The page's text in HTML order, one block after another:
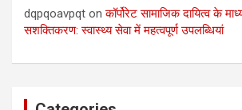
dqpqoavpqt onकॉर्पोरेट सामाजिक दायित्व के
सशक्तिकरण: स्वास्थ्य सेवा में महत्वपूर्ण उपलब्धियां